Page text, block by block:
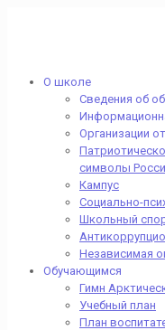
О школе
Сведения об
Организации
символы
Кампус
Социально-
Школьный
Независимая
Обучающимся
Гимн
Учебный план
План